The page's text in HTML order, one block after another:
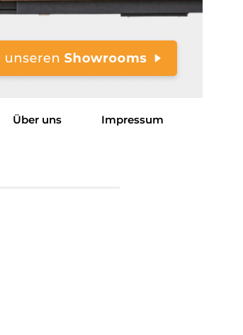
Über uns Impressum